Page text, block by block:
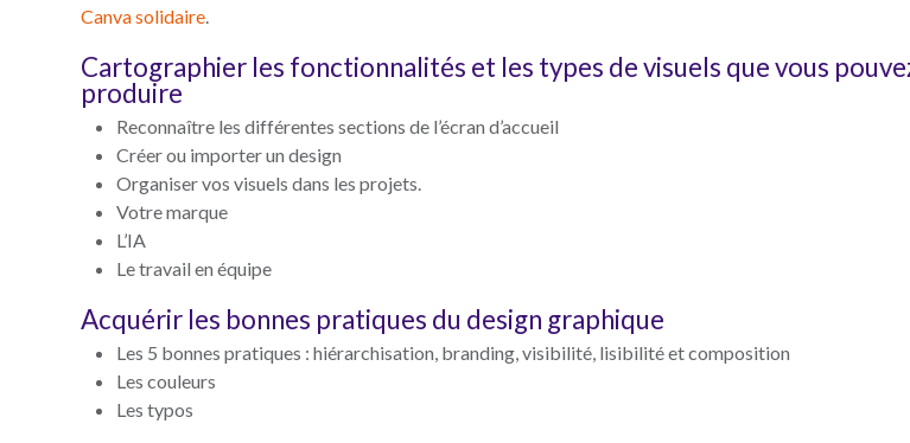
Canva solidaire.
Cartographier les fonctionnalités et les types de visuels que vous
produire
Reconnaître les différentes sections de l’écran d’accueil
Créer ou importer un design
Organiser vos visuels dans les projets.
Votre marque
L’IA
Le travail en équipe
Acquérir les bonnes pratiques du design graphique
Les 5 bonnes pratiques : hiérarchisation, branding, visibilité, lisibilité et composition
Les couleurs
Les typos